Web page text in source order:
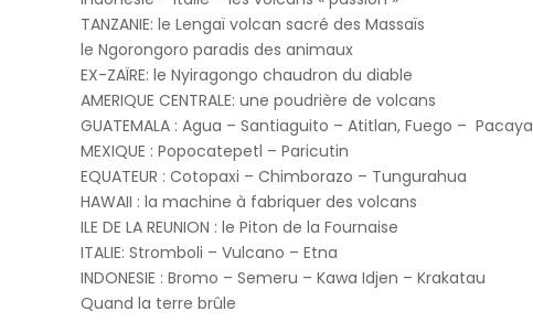
TANZANIE: le Lengaï volcan sacré des Massaïs
le Ngorongoro paradis des animaux
EX-ZAÏRE: le Nyiragongo chaudron du diable
AMERIQUE CENTRALE: une poudrière de volcans
GUATEMALA : Agua – Santiaguito – Atitlan, Fuego – Pacaya
MEXIQUE : Popocatepetl – Paricutin
EQUATEUR : Cotopaxi – Chimborazo – Tungurahua
HAWAII : la machine à fabriquer des volcans
ILE DE LA REUNION : le Piton de la Fournaise
ITALIE: Stromboli – Vulcano – Etna
INDONESIE : Bromo – Semeru – Kawa Idjen – Krakatau
Quand la terre brûle